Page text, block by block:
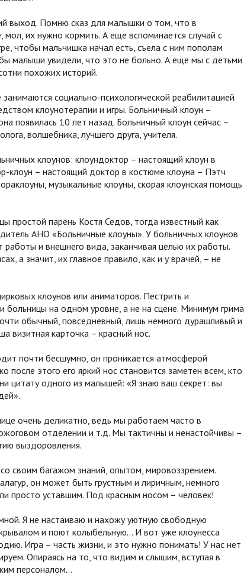
выход. Помню сказ для малышки о том, что в
их нужно кормить. А еще вспоминается случай с
чтобы мальчишка начал есть, съела с ним пополам
малыши увидели, что это не больно. А еще мы с детьми
похожих историй.
социально-психологической реабилитацией
клоунотерапии и игры. Больничный клоун –
появилась 10 лет назад. Больничный клоун сейчас –
волшебника, лучшего друга, учителя.
клоунов: клоундоктор – настоящий клоун в
клоун – настоящий доктор в костюме клоуна – Пэтч
музыкальные клоуны, скорая клоунская помощь
простой парень Костя Седов, тогда известный как
АНО «Больничные клоуны». У больничных клоунов
и внешнего вида, заканчивая целью их работы.
а значит, их главное правило, как и у врачей, – не
клоунов или аниматоров. Пестрить и
больницы на одном уровне, а не на сцене. Минимум грима
обычный, повседневный, лишь немного дурашливый и
визитная карточка – красный нос.
почти бесшумно, он проникается атмосферой
после этого его яркий нос становится заметен всем, кто
цитату одного из малышей: «Я знаю ваш секрет: вы
очень деликатно, ведь мы работаем часто в
отделении и т.д. Мы тактичны и ненастойчивы –
выздоровления.
своим багажом знаний, опытом, мировоззрением.
он может быть грустным и лиричным, немного
просто уставшим. Под красным носом – человек!
Я не настаиваю и нахожу уютную свободную
и поют колыбельную… И вот уже клоунесса
Игра – часть жизни, и это нужно понимать! У нас нет
Опираясь на то, что видим и слышим, вступая в
персоналом...